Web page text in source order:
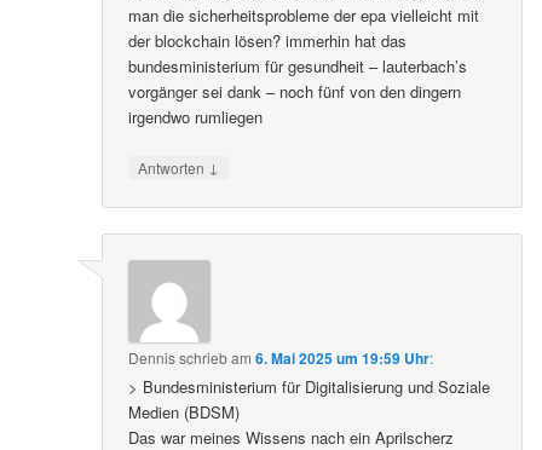
man die sicherheitsprobleme der epa vielleicht mit
der blockchain lösen? immerhin hat das
bundesministerium für gesundheit – lauterbach’s
vorgänger sei dank – noch fünf von den dingern
irgendwo rumliegen
Antworten ↓
Dennisschriebam6. Mai 2025 um 19:59 Uhr:
> Bundesministerium für Digitalisierung und Soziale
Medien (BDSM)
Das war meines Wissens nach ein Aprilscherz